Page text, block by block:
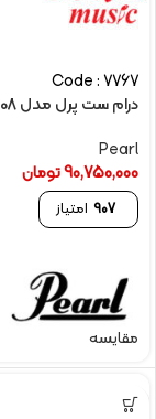
Code : 7767
درام ست پرل مدل RSJ465C-C708
Pearl
90,750,000تومان
907 امتیاز
مقایسه